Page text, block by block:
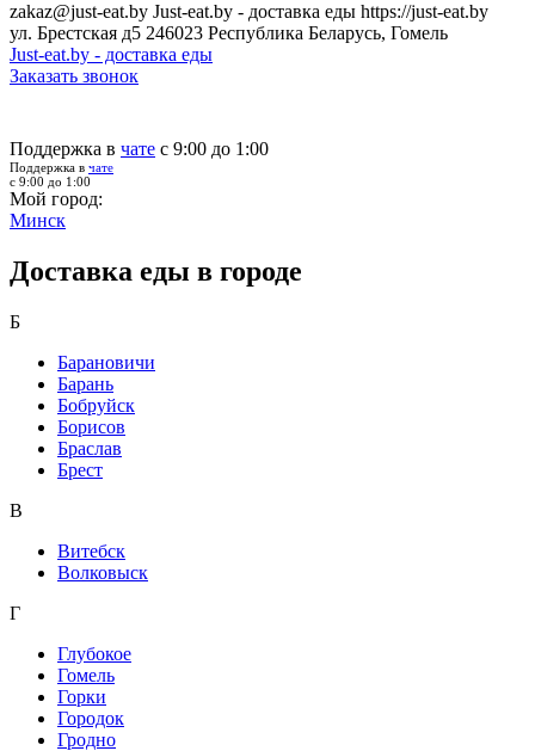
zakaz@just-eat.by Just-eat.by - доставка еды https://just-eat.by
ул. Брестская д5 246023 Республика Беларусь, Гомель
Just-eat.by - доставка еды
Заказать звонок
Поддержка в чате с 9:00 до 1:00
Поддержка в чате
с 9:00 до 1:00
Мой город:
Минск
Доставка еды в городе
Б
Барановичи
Барань
Бобруйск
Борисов
Браслав
Брест
В
Витебск
Волковыск
Г
Глубокое
Гомель
Горки
Городок
Гродно